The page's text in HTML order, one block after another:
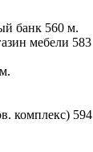
банк 560 м.
мебели 583
комплекс) 594